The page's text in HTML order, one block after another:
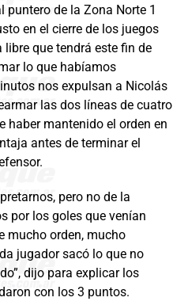
puntero de la Zona Norte 1
en el cierre de los juegos
que tendrá este fin de
lo que habíamos
nos expulsan a Nicolás
las dos líneas de cuatro
haber mantenido el orden en
antes de terminar el
pero no de la
por los goles que venían
mucho orden, mucho
jugador sacó lo que no
dijo para explicar los
con los 3 puntos.